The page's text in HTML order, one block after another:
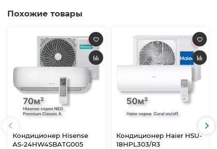
Похожие товары
Кондиционер Hisense
AS-24HW4SBATG005
Кондиционер Haier HSU-
18HPL303/R3